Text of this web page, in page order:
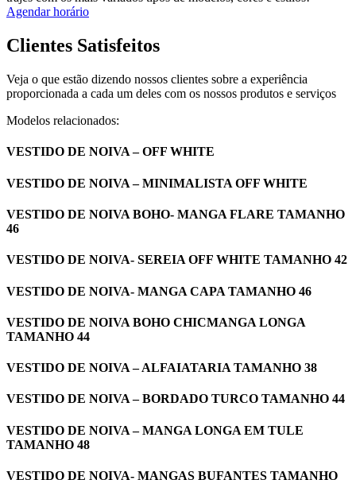
Agendar horário
Clientes Satisfeitos
Veja o que estão dizendo nossos clientes sobre a experiência
proporcionada a cada um deles com os nossos produtos e serviços
Modelos relacionados:
VESTIDO DE NOIVA – OFF WHITE
VESTIDO DE NOIVA – MINIMALISTA OFF WHITE
VESTIDO DE NOIVA BOHO- MANGA FLARE TAMANHO
46
VESTIDO DE NOIVA- SEREIA OFF WHITE TAMANHO 42
VESTIDO DE NOIVA- MANGA CAPA TAMANHO 46
VESTIDO DE NOIVA BOHO CHICMANGA LONGA
TAMANHO 44
VESTIDO DE NOIVA – ALFAIATARIA TAMANHO 38
VESTIDO DE NOIVA – BORDADO TURCO TAMANHO 44
VESTIDO DE NOIVA – MANGA LONGA EM TULE
TAMANHO 48
VESTIDO DE NOIVA- MANGAS BUFANTES TAMANHO